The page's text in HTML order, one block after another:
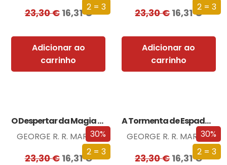
2 = 3
23,30€ 16,31€
Adicionar ao
carrinho
2 = 3
23,30€16,31€
Adicionar ao
carrinho
30%
2 = 3
O Despertar da Magia (Edição especial limitada)
GEORGE R. R. MARTIN
23,30€ 16,31€
30%
2 = 3
A Tormenta de Espadas (Edição especial limitada)
GEORGE R. R. MARTIN
23,30€16,31€